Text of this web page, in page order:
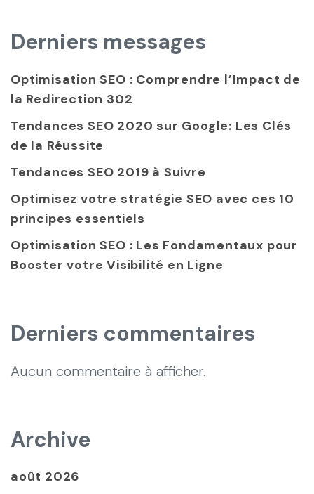
Derniers messages
Optimisation SEO : Comprendre l’Impact de
la Redirection 302
Tendances SEO 2020 sur Google: Les Clés
de la Réussite
Tendances SEO 2019 à Suivre
Optimisez votre stratégie SEO avec ces 10
principes essentiels
Optimisation SEO : Les Fondamentaux pour
Booster votre Visibilité en Ligne
Derniers commentaires
Aucun commentaire à afficher.
Archive
août 2026